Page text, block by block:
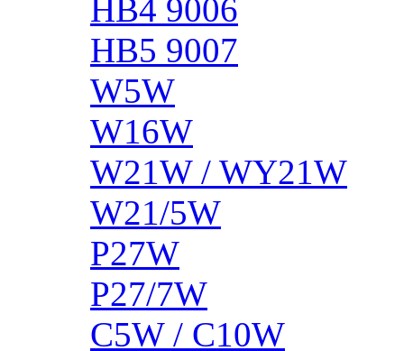
HB4 9006
HB5 9007
W5W
W16W
W21W / WY21W
W21/5W
P27W
P27/7W
C5W / C10W